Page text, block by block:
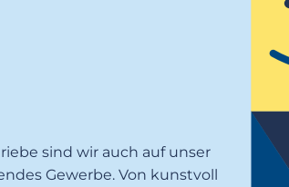
sind wir auch auf unser
Gewerbe. Von kunstvoll